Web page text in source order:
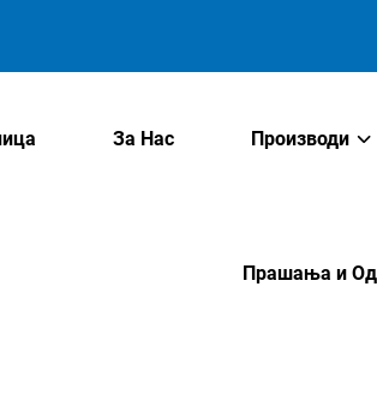
За Нас Производи
Прашања и